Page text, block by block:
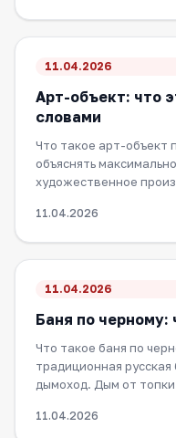
11.04.2026
Арт-объект: что
словами
Что такое арт-объект
объяснять
художественное
11.04.2026
11.04.2026
Баня по черному:
Что такое баня по
традиционная
дымоход. Дым от
11.04.2026